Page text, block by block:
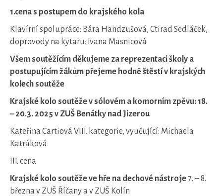
1.cena s postupem do krajského kola
Klavírní spolupráce: Bára Handzušová, Ctirad Sedláček,
doprovody na kytaru: Ivana Masnicová
Všem soutěžícím děkujeme za reprezentaci školy a
postupujícím žákům přejeme hodně štěstí v krajských
kolech soutěže
Krajské kolo soutěže v sólovém a komorním zpěvu: 18.
– 20.3. 2025 v ZUŠ Benátky nad Jizerou
Kateřina Cartiová VIII. kategorie, vyučující: Michaela
Katráková
III. cena
Krajské kolo soutěže ve hře na dechové nástroje7. – 8.
března v ZUŠ Říčany a v ZUŠ Kolín